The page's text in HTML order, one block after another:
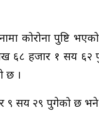
कोरोना पुष्टि
६८ हजार १ सय ६२
छ ।
९ सय २९ पुगेको छ